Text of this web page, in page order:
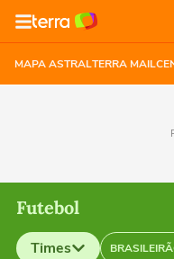
MAPA ASTRALTERRA MAIL
Futebol
Times